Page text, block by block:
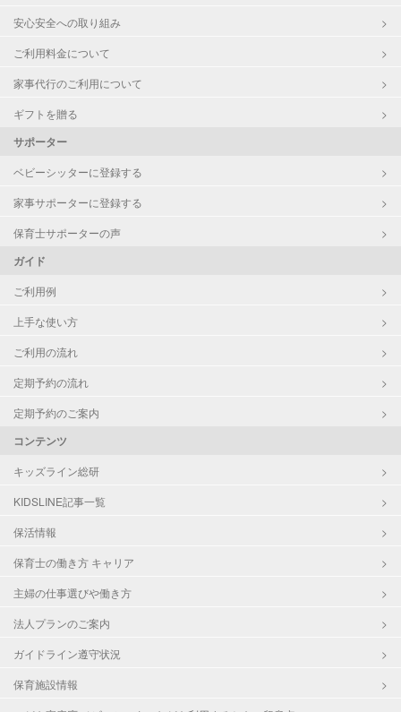
安心安全への取り組み
ご利用料金について
家事代行のご利用について
ギフトを贈る
サポーター
ベビーシッターに登録する
家事サポーターに登録する
保育士サポーターの声
ガイド
ご利用例
上手な使い方
ご利用の流れ
定期予約の流れ
定期予約のご案内
コンテンツ
キッズライン総研
KIDSLINE記事一覧
保活情報
保育士の働き方 キャリア
主婦の仕事選びや働き方
法人プランのご案内
ガイドライン遵守状況
保育施設情報